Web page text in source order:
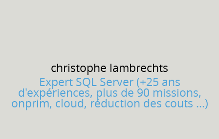
christophe lambrechts
Expert SQL Server (+25 ans
d'expériences, plus de 90 missions,
onprim, cloud, réduction des couts ...)